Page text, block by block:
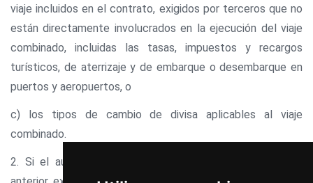
viaje incluidos en el contrato, exigidos por terceros que no
están directamente involucrados en la ejecución del viaje
combinado, incluidas las tasas, impuestos y recargos
turísticos, de aterrizaje y de embarque o desembarque en
puertos y aeropuertos, o
c) los tipos de cambio de divisa aplicables al viaje
combinado.
2. Si el aumento de precio mencionado en el apartado